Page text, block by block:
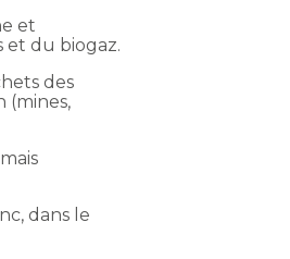
et
et du biogaz.
des
(mines,
dans le